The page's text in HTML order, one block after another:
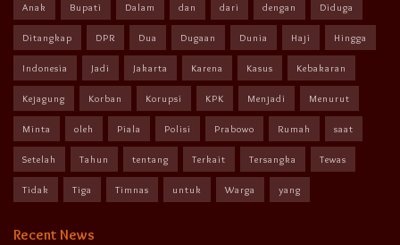
Anak Bupati Dalam dan dari dengan Diduga
Ditangkap DPR Dua Dugaan Dunia Haji Hingga
Indonesia Jadi Jakarta Karena Kasus Kebakaran
Kejagung Korban Korupsi KPK Menjadi Menurut
Minta oleh Piala Polisi Prabowo Rumah saat
Setelah Tahun tentang Terkait Tersangka Tewas
Tidak Tiga Timnas untuk Warga yang
Recent News